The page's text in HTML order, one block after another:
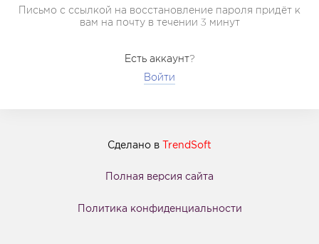
Письмо с ссылкой на восстановление пароля придёт к
вам на почту в течении 3 минут
Есть аккаунт?
Войти
Сделано в TrendSoft
Полная версия сайта
Политика конфиденциальности